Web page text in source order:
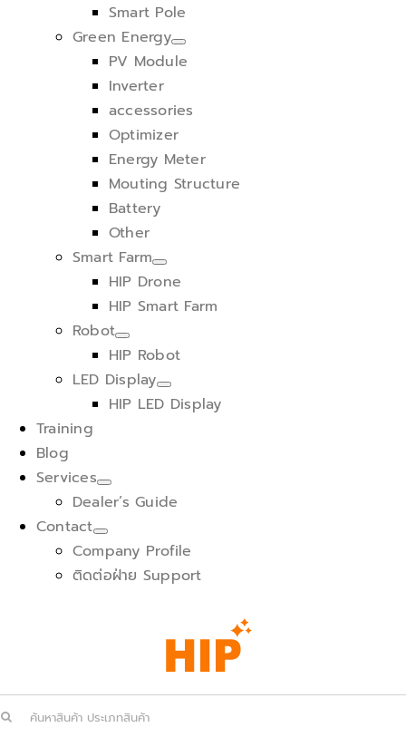
Smart Pole
Green Energy
PV Module
Inverter
accessories
Optimizer
Energy Meter
Mouting Structure
Battery
Other
Smart Farm
HIP Drone
HIP Smart Farm
Robot
HIP Robot
LED Display
HIP LED Display
Training
Blog
Services
Dealer’s Guide
Contact
Company Profile
ติดต่อฝ่าย Support